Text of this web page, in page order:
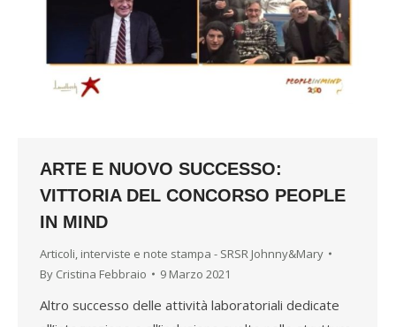
ARTE E NUOVO SUCCESSO:
VITTORIA DEL CONCORSO PEOPLE
IN MIND
Articoli, interviste e note stampa - SRSR Johnny&Mary
By Cristina Febbraio 9 Marzo 2021
Altro successo delle attività laboratoriali dedicate